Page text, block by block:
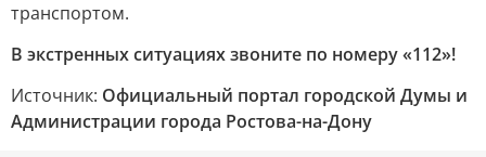
транспортом.
В экстренных ситуациях звоните по номеру «112»!
Источник: Официальный портал городской Думы и
Администрации города Ростова-на-Дону